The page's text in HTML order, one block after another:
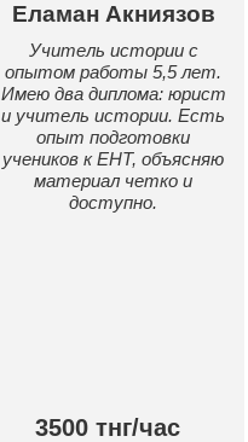
Еламан Акниязов
Учитель истории с
опытом работы 5,5 лет.
Имею два диплома: юрист
и учитель истории. Есть
опыт подготовки
учеников к ЕНТ, объясняю
материал четко и
доступно.
3500 тнг/час